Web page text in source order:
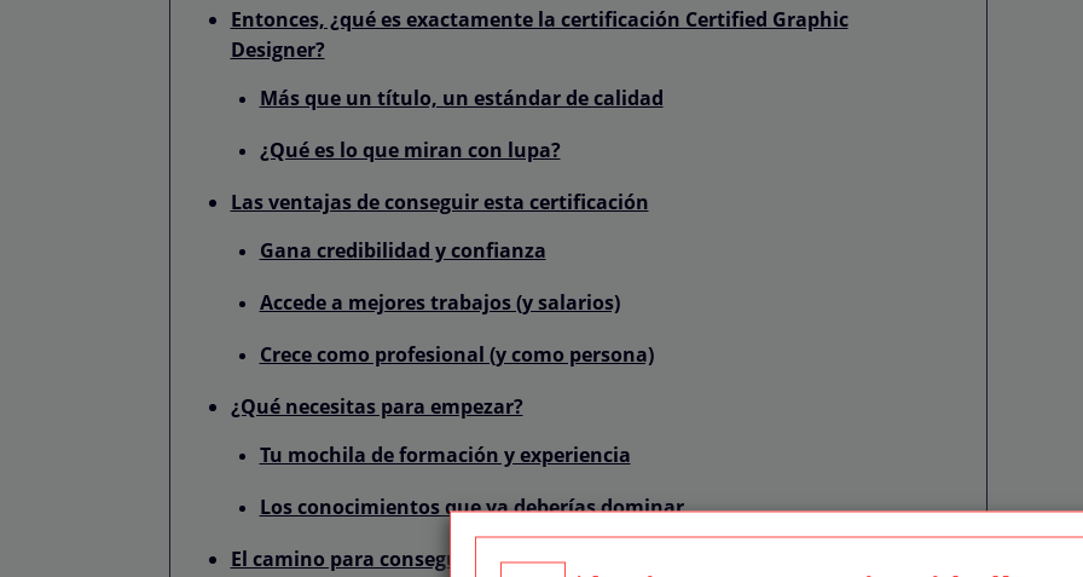
Entonces, ¿qué es exactamente la certificación Certified Graphic
Designer?
Más que un título, un estándar de calidad
¿Qué es lo que miran con lupa?
Las ventajas de conseguir esta certificación
Gana credibilidad y confianza
Accede a mejores trabajos (y salarios)
Crece como profesional (y como persona)
¿Qué necesitas para empezar?
Tu mochila de formación y experiencia
Los conocimientos que ya deberías dominar
El camino para conseguir tu certificación, paso a paso